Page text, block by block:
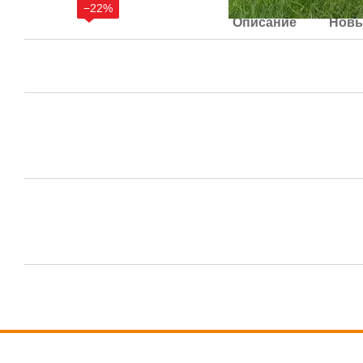
−22%
Описание